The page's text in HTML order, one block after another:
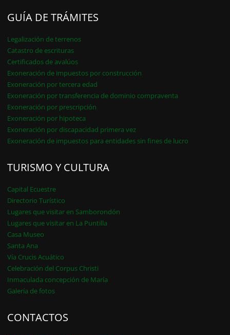
GUÍA DE TRÁMITES
Legalización de terrenos
Catastro de escrituras
Certificados de avalúos
Exoneración de impuestos por construcción
Exoneración por tercera edad
Exoneración por transferencia de dominio compraventa
Exoneración por prescripción
Exoneración por hipoteca
Exoneración por discapacidad primera vez
Exoneración de impuestos para entidades sin fines de lucro
TURISMO Y CULTURA
Capital Ecuestre
Directorio Turístico
Lugares que visitar en Samborondón
Lugares que visitar en La Puntilla
Casa Museo
Santa Ana
Vía Crucis Acuático
Celebración del Corpus Christi
Inmaculada concepción de María
Galería de fotos
CONTACTOS